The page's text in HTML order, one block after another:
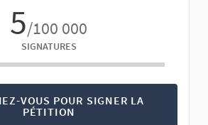
5/100 000
SIGNATURES
VOUS POUR SIGNER LA
PÉTITION